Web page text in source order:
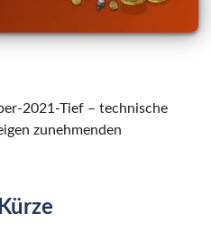
2021-Tief – technische
zunehmenden